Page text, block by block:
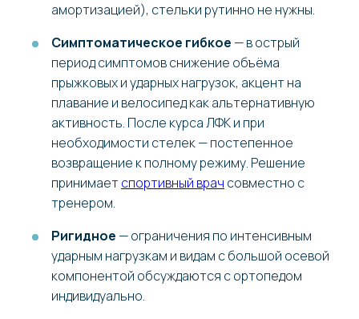
амортизацией), стельки рутинно не нужны.
Симптоматическое гибкое — в острый
период симптомов снижение объёма
прыжковых и ударных нагрузок, акцент на
плавание и велосипед как альтернативную
активность. После курса ЛФК и при
необходимости стелек — постепенное
возвращение к полному режиму. Решение
принимаетспортивный врач совместно с
тренером.
Ригидное — ограничения по интенсивным
ударным нагрузкам и видам с большой осевой
компонентой обсуждаются с ортопедом
индивидуально.